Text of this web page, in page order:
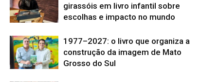
girassóis em livro infantil sobre
escolhas e impacto no mundo
1977–2027: o livro que organiza a
construção da imagem de Mato
Grosso do Sul